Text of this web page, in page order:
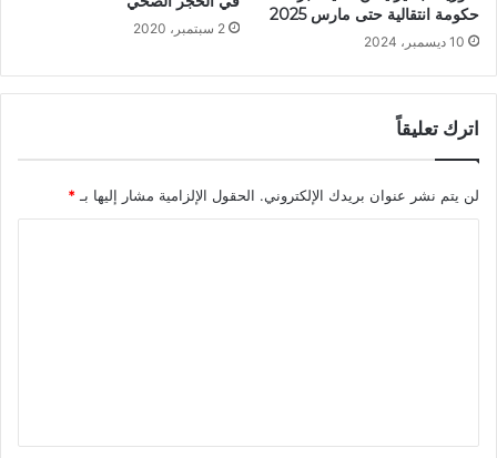
حكومة انتقالية حتى مارس 2025
10 ديسمبر، 2024
2 سبتمبر، 2020
اترك تعليقاً
لن يتم نشر عنوان بريدك الإلكتروني. الحقول الإلزامية مشار إليها بـ*